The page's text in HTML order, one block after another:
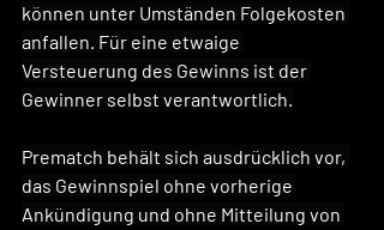
können unter Umständen Folgekosten
anfallen. Für eine etwaige
Versteuerung des Gewinns ist der
Gewinner selbst verantwortlich.
Prematch behält sich ausdrücklich vor,
das Gewinnspiel ohne vorherige
Ankündigung und ohne Mitteilung von